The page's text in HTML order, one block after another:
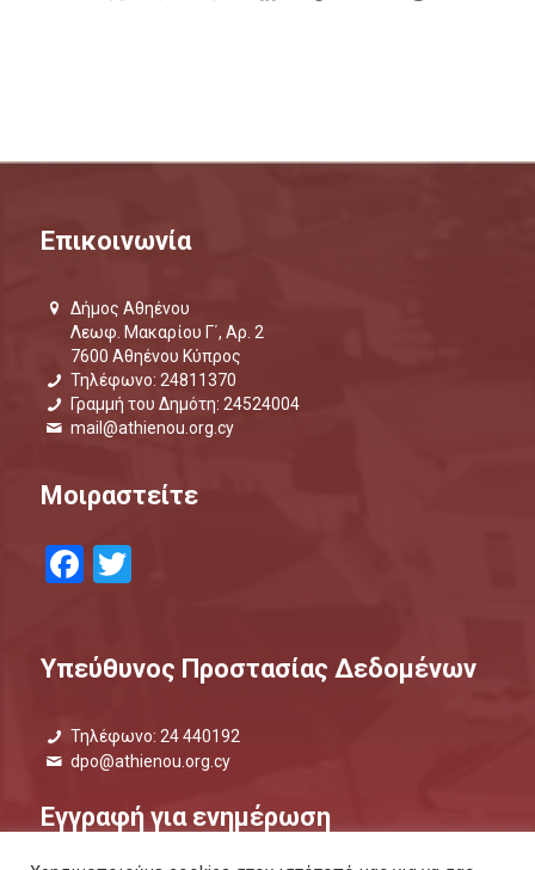
Επικοινωνία
Δήμος Αθηένου
Λεωφ. Μακαρίου Γ΄, Αρ. 2
7600 Αθηένου Κύπρος
Τηλέφωνο: 24811370
Γραμμή του Δημότη: 24524004
mail@athienou.org.cy
Μοιραστείτε
Facebook
Υπεύθυνος Προστασίας Δεδομένων
Τηλέφωνο: 24 440192
dpo@athienou.org.cy
Εγγραφή για ενημέρωση